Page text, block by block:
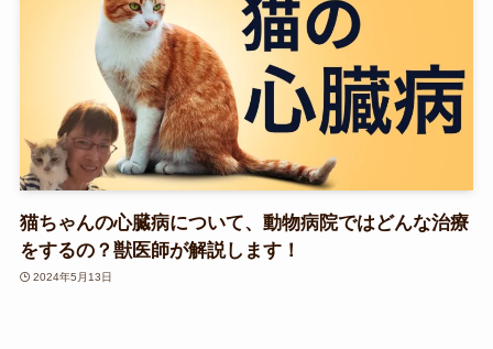
猫ちゃんの心臓病について、動物病院ではどんな治療
をするの？獣医師が解説します！
2024年5月13日